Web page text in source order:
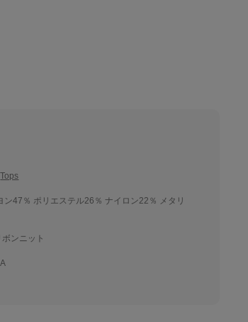
Tops
ン47％ ポリエステル26％ ナイロン22％ メタリ
ンニット